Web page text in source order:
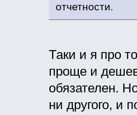
отчетности.
Таки и я про
проще и
обязателен.
ни другого, и